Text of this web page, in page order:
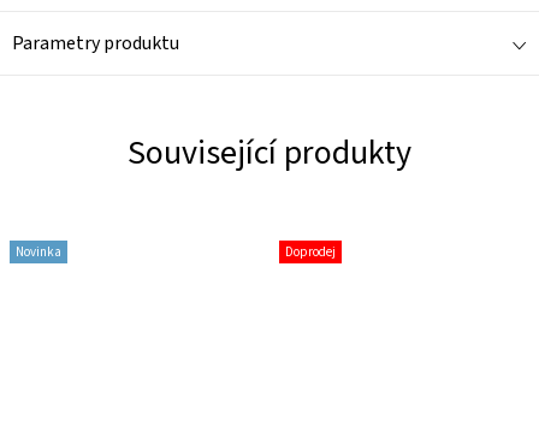
Parametry produktu
Související produkty
Novinka Doprodej